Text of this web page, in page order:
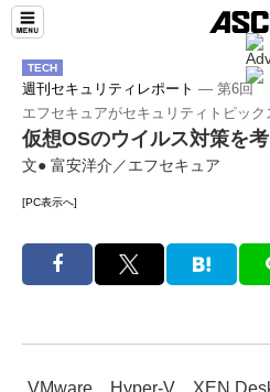
TECH
週刊セキュリティレポート ― 第6回
エフセキュアがセキュリティトピック
仮想OSのウイルス対策を
文● 富安洋介／エフセキュア
[PC表示へ]
VMware、Hyper-V、XEN